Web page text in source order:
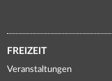
FREIZEIT
Veranstaltungen